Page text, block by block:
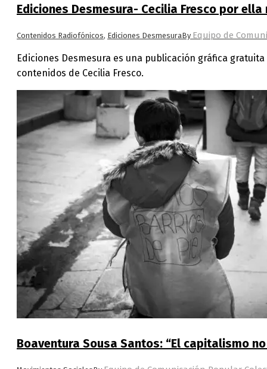
Ediciones Desmesura- Cecilia Fresco por ella
Contenidos Radiofónicos, Ediciones DesmesuraBy Equipo de
Ediciones Desmesura es una publicación gráfica
contenidos de Cecilia Fresco.
Boaventura Sousa Santos: “El capitalismo